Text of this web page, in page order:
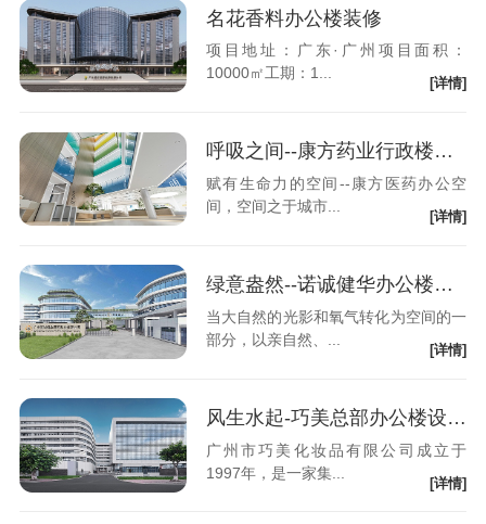
名花香料办公楼装修
项目地址：广东·广州项目面积：
10000㎡工期：1...
[详情]
呼吸之间--康方药业行政楼设计装修
赋有生命力的空间--康方医药办公空
间，空间之于城市...
[详情]
绿意盎然--诺诚健华办公楼设计装修
当大自然的光影和氧气转化为空间的一
部分，以亲自然、...
[详情]
风生水起-巧美总部办公楼设计装修
广州市巧美化妆品有限公司成立于
1997年，是一家集...
[详情]